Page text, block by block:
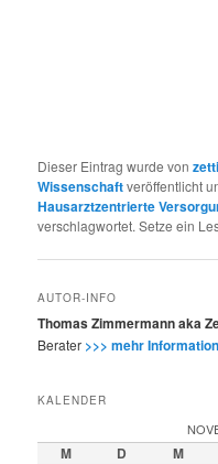
Dieser Eintrag wurde vonzetti
Wissenschaftveröffentlicht
Hausarztzentrierte
verschlagwortet. Setze ein
AUTOR-INFO
Thomas Zimmermann aka
Berater >>> mehr
KALENDER
M D M